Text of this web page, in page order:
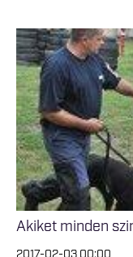
Akiket minden